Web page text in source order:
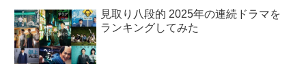
見取り八段的 2025年の連続ドラマを
ランキングしてみた